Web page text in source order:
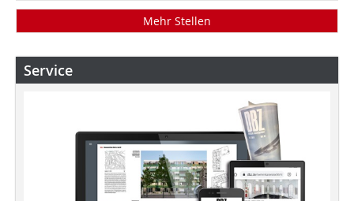
Mehr Stellen
Service